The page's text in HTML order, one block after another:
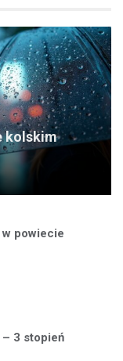
kolskim
powiecie
3 stopień